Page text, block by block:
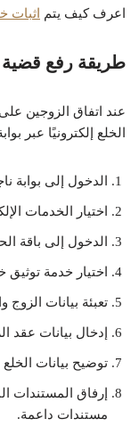
اعرف كيف يتم اثبات
طريقة رفع قضية
عند اتفاق الزوجين
الخلع إلكترونيًا عبر
الدخول إلى بوابة
اختيار الخدمات
الدخول إلى باقة
اختيار خدمة توثيق
تعبئة بيانات
إدخال بيانات عقد
توضيح بيانات
إرفاق المستندات
مستندات داعمة.